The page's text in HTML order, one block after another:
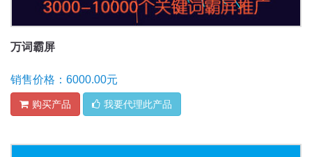
万词霸屏
销售价格：6000.00元
购买产品 我要代理此产品